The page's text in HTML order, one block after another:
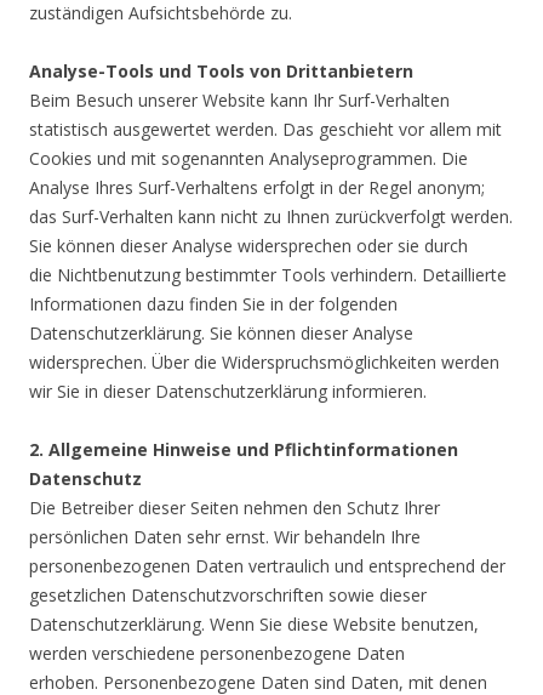
zuständigen Aufsichtsbehörde zu.
Analyse-Tools und Tools von Drittanbietern
Beim Besuch unserer Website kann Ihr Surf-Verhalten
statistisch ausgewertet werden. Das geschieht vor allem mit
Cookies und mit sogenannten Analyseprogrammen. Die
Analyse Ihres Surf-Verhaltens erfolgt in der Regel anonym;
das Surf-Verhalten kann nicht zu Ihnen zurückverfolgt werden.
Sie können dieser Analyse widersprechen oder sie durch
die Nichtbenutzung bestimmter Tools verhindern. Detaillierte
Informationen dazu finden Sie in der folgenden
Datenschutzerklärung. Sie können dieser Analyse
widersprechen. Über die Widerspruchsmöglichkeiten werden
wir Sie in dieser Datenschutzerklärung informieren.
2. Allgemeine Hinweise und Pflichtinformationen
Datenschutz
Die Betreiber dieser Seiten nehmen den Schutz Ihrer
persönlichen Daten sehr ernst. Wir behandeln Ihre
personenbezogenen Daten vertraulich und entsprechend der
gesetzlichen Datenschutzvorschriften sowie dieser
Datenschutzerklärung. Wenn Sie diese Website benutzen,
werden verschiedene personenbezogene Daten
erhoben. Personenbezogene Daten sind Daten, mit denen